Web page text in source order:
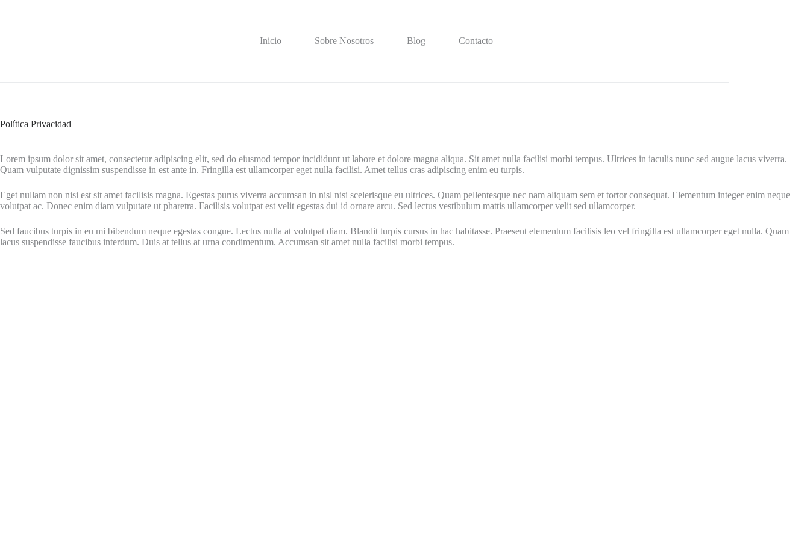
Inicio
Sobre Nosotros Blog Contacto
Política Privacidad
Lorem ipsum dolor sit amet, consectetur adipiscing elit, sed do eiusmod tempor incididunt ut labore et dolore magna aliqua. Sit amet nulla facilisi morbi tempus. Ultrices in iaculis nunc sed augue lacus viverra.
Quam vulputate dignissim suspendisse in est ante in. Fringilla est ullamcorper eget nulla facilisi. Amet tellus cras adipiscing enim eu turpis.
Eget nullam non nisi est sit amet facilisis magna. Egestas purus viverra accumsan in nisl nisi scelerisque eu ultrices. Quam pellentesque nec nam aliquam sem et tortor consequat. Elementum integer enim neque
volutpat ac. Donec enim diam vulputate ut pharetra. Facilisis volutpat est velit egestas dui id ornare arcu. Sed lectus vestibulum mattis ullamcorper velit sed ullamcorper.
Sed faucibus turpis in eu mi bibendum neque egestas congue. Lectus nulla at volutpat diam. Blandit turpis cursus in hac habitasse. Praesent elementum facilisis leo vel fringilla est ullamcorper eget nulla. Quam
lacus suspendisse faucibus interdum. Duis at tellus at urna condimentum. Accumsan sit amet nulla facilisi morbi tempus.